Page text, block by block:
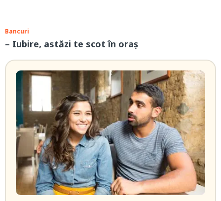
Bancuri
– Iubire, astăzi te scot în oraş